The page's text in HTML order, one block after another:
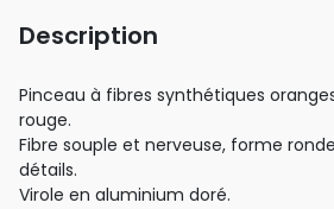
Description
Pinceau à fibres synthétiques
rouge.
Fibre souple et nerveuse, forme
détails.
Virole en aluminium doré.